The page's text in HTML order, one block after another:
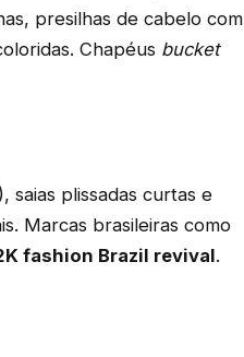
presilhas de cabelo com
Chapéus bucket
saias plissadas curtas e
Marcas brasileiras como
fashion Brazil revival.